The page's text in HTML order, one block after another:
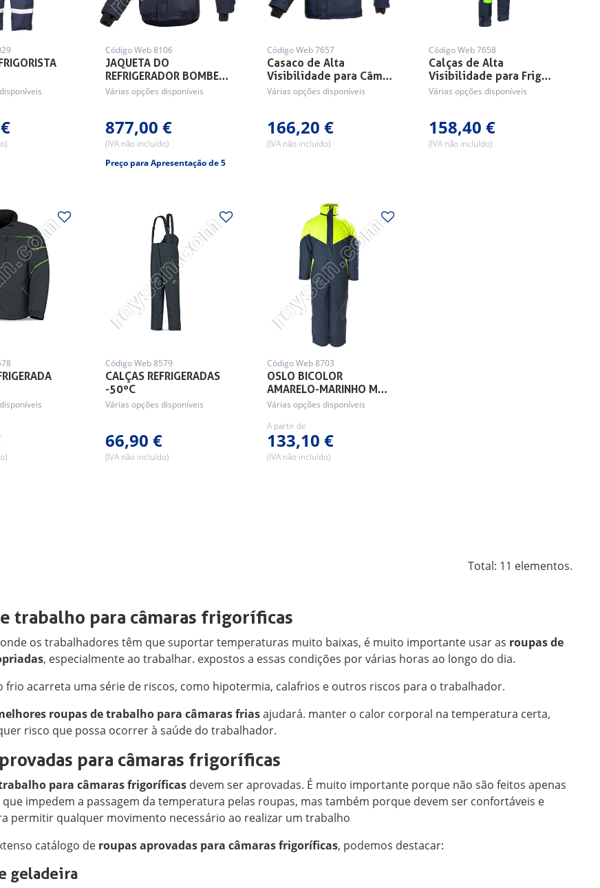
JAQUETA DO
REFRIGERADOR BOMBE…
Código Web 8106
Várias opções disponíveis
877,00 €
(IVA não incluído)
Preço para Apresentação de 5
Casaco de Alta
Visibilidade para Câm…
Código Web 7657
Várias opções disponíveis
166,20 €
(IVA não incluído)
Calças de Alta
Visibilidade para Frig…
Código Web 7658
Várias opções disponíveis
158,40 €
(IVA não incluído)
CALÇAS REFRIGERADAS
-50ºC
Código Web 8579
Várias opções disponíveis
66,90 €
(IVA não incluído)
OSLO BICOLOR
AMARELO-MARINHO M…
Código Web 8703
Várias opções disponíveis
A partir de
133,10 €
(IVA não incluído)
Total: 11 elementos.
trabalho para câmaras frigoríficas
os trabalhadores têm que suportar temperaturas muito baixas, é muito importante usar as roupas de
, especialmente ao trabalhar. expostos a essas condições por várias horas ao longo do dia.
frio acarreta uma série de riscos, como hipotermia, calafrios e outros riscos para o trabalhador.
roupas de trabalho para câmaras friasajudará. manter o calor corporal na temperatura certa,
risco que possa ocorrer à saúde do trabalhador.
para câmaras frigoríficas
para câmaras frigoríficasdevem ser aprovadas. É muito importante porque não são feitos apenas
impedem a passagem da temperatura pelas roupas, mas também porque devem ser confortáveis e
permitir qualquer movimento necessário ao realizar um trabalho
catálogo de roupas aprovadas para câmaras frigoríficas, podemos destacar:
geladeira